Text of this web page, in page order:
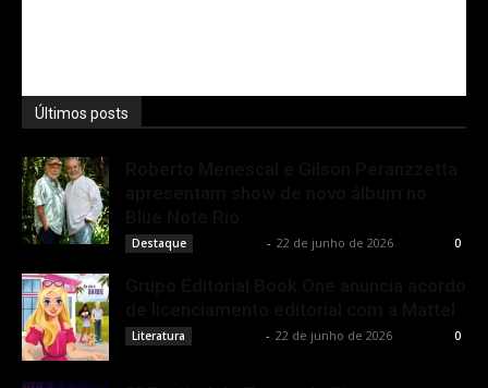
Últimos posts
Destaque - 22 de junho de 2026 0
Literatura - 22 de junho de 2026 0